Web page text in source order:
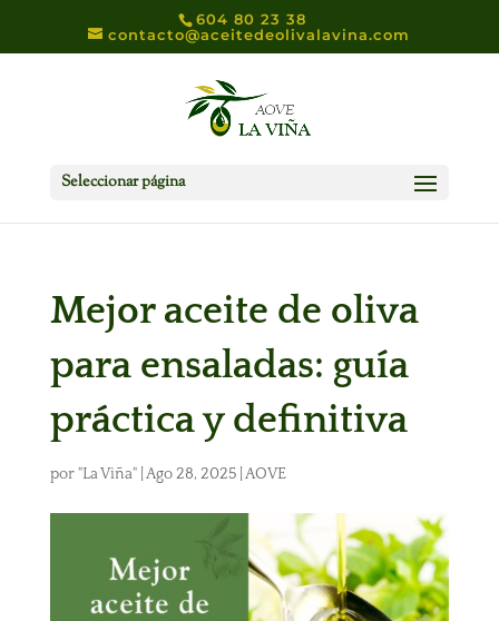
604 80 23 38
contacto@aceitedeolivalavina.com
Seleccionar página
Mejor aceite de oliva
para ensaladas: guía
práctica y definitiva
por"La Viña"| Ago 28, 2025| AOVE